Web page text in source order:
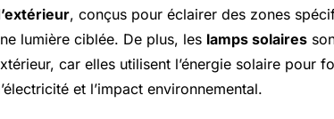
, conçus pour éclairer des zones
lumière ciblée. De plus, les lamps solaires
car elles utilisent l’énergie solaire pour
et l’impact environnemental.